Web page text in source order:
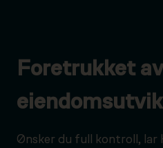
Foretrukket
Ønsker du full kontroll, lar